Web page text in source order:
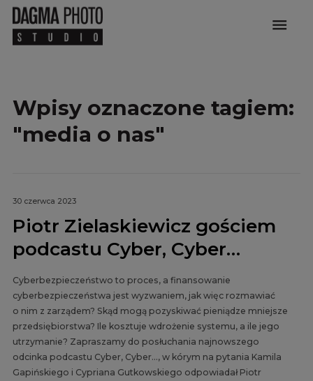
menu
Wpisy oznaczone tagiem:
"media o nas"
30 czerwca 2023
Piotr Zielaskiewicz gościem
podcastu Cyber, Cyber…
Cyberbezpieczeństwo to proces, a finansowanie
cyberbezpieczeństwa jest wyzwaniem, jak więc rozmawiać
o nim z zarządem? Skąd mogą pozyskiwać pieniądze mniejsze
przedsiębiorstwa? Ile kosztuje wdrożenie systemu, a ile jego
utrzymanie? Zapraszamy do posłuchania najnowszego
odcinka podcastu Cyber, Cyber…, w kórym na pytania Kamila
Gapińskiego i Cypriana Gutkowskiego odpowiadał Piotr